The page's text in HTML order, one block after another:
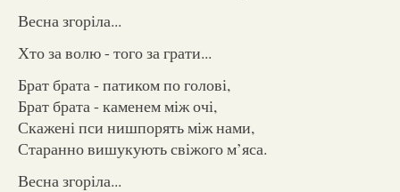
Весна згоріла...
Хто за волю - того за грати...
Брат брата - патиком по голові,
Брат брата - каменем між очі,
Скажені пси нишпорять між нами,
Старанно вишукують свіжого м’яса.
Весна згоріла...